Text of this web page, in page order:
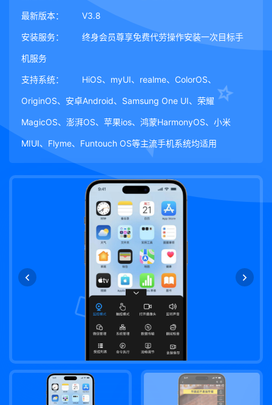
最新版本： V3.8
安装服务： 终身会员尊享免费代劳操作安装一次目标手
机服务
支持系统： HiOS、myUI、realme、ColorOS、
OriginOS、安卓Android、Samsung One UI、荣耀
MagicOS、澎湃OS、苹果ios、鸿蒙HarmonyOS、小米
MIUI、Flyme、Funtouch OS等主流手机系统均适用